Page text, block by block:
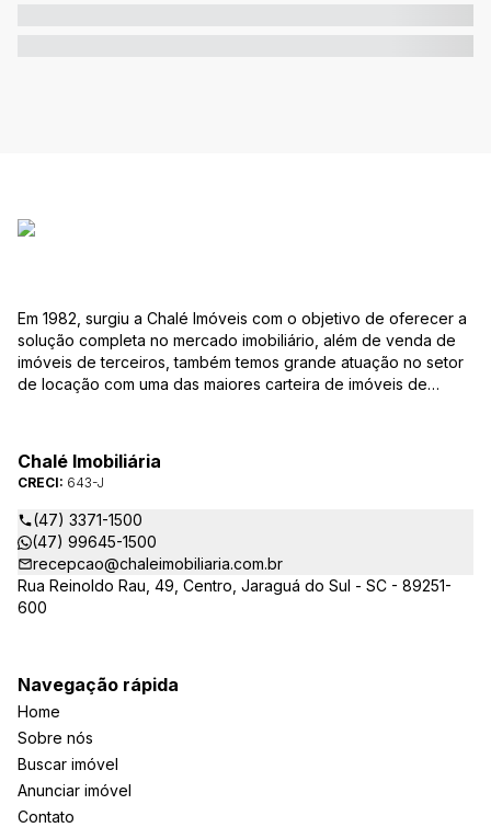
Em 1982, surgiu a Chalé Imóveis com o objetivo de oferecer a
solução completa no mercado imobiliário, além de venda de
imóveis de terceiros, também temos grande atuação no setor
de locação com uma das maiores carteira de imóveis de
Arte Imóveis. E também reavaliamos a nossa Missão, Visão e
Valores.
Chalé Imobiliária
CRECI: 643-J
(47) 3371-1500
(47) 99645-1500
recepcao@chaleimobiliaria.com.br
Rua Reinoldo Rau, 49, Centro, Jaraguá do Sul - SC - 89251-
600
Navegação rápida
Home
Sobre nós
Buscar imóvel
Anunciar imóvel
Contato